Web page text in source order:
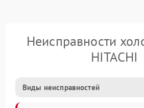
Неисправности
HITACHI
Виды неисправностей